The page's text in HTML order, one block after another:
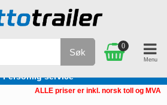
Personlig service
Søk
0
ALLE priser er inkl. norsk toll og MVA